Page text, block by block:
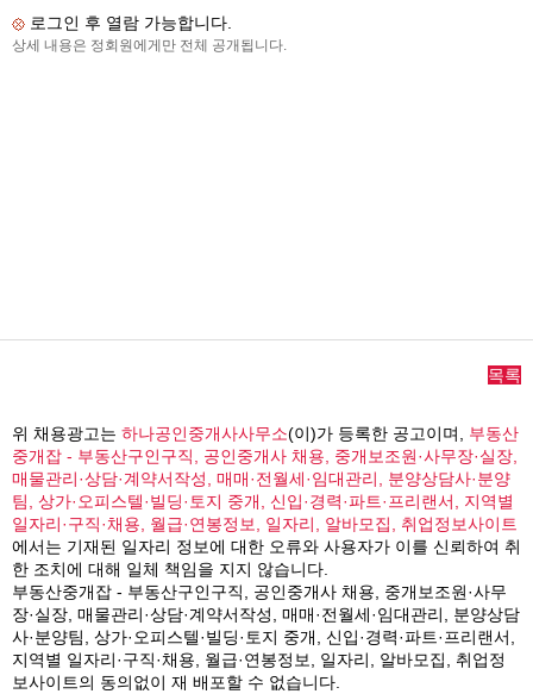
로그인 후 열람 가능합니다.
상세 내용은 정회원에게만 전체 공개됩니다.
목록
위 채용광고는 하나공인중개사사무소(이)가 등록한 공고이며, 부동산
중개잡 - 부동산구인구직, 공인중개사 채용, 중개보조원·사무장·실장,
매물관리·상담·계약서작성, 매매·전월세·임대관리, 분양상담사·분양
팀, 상가·오피스텔·빌딩·토지 중개, 신입·경력·파트·프리랜서, 지역별
일자리·구직·채용, 월급·연봉정보, 일자리, 알바모집, 취업정보사이트
에서는 기재된 일자리 정보에 대한 오류와 사용자가 이를 신뢰하여 취
한 조치에 대해 일체 책임을 지지 않습니다.
부동산중개잡 - 부동산구인구직, 공인중개사 채용, 중개보조원·사무
장·실장, 매물관리·상담·계약서작성, 매매·전월세·임대관리, 분양상담
사·분양팀, 상가·오피스텔·빌딩·토지 중개, 신입·경력·파트·프리랜서,
지역별 일자리·구직·채용, 월급·연봉정보, 일자리, 알바모집, 취업정
보사이트의 동의없이 재 배포할 수 없습니다.